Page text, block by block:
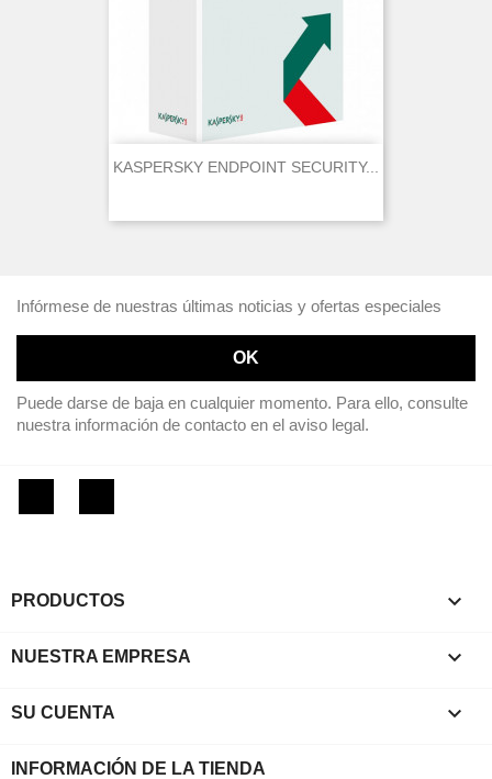
KASPERSKY ENDPOINT SECURITY...
Infórmese de nuestras últimas noticias y ofertas especiales
Puede darse de baja en cualquier momento. Para ello, consulte
nuestra información de contacto en el aviso legal.
PRODUCTOS 
NUESTRA EMPRESA 
SU CUENTA 
INFORMACIÓN DE LA TIENDA